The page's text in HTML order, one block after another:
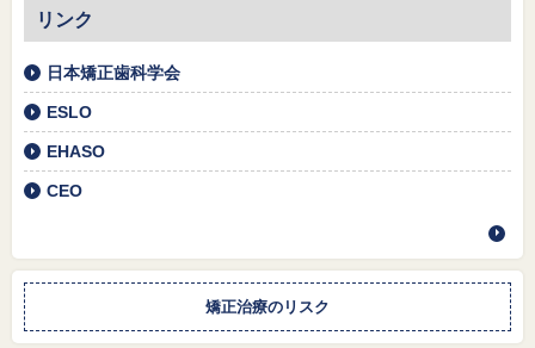
リンク
日本矯正歯科学会
ESLO
EHASO
CEO
矯正治療のリスク